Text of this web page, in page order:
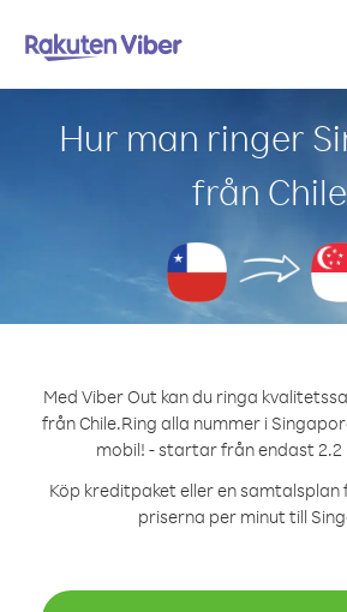
Hur man ringer
från Chile
Med Viber Out kan du ringa
från Chile.Ring alla nummer i
mobil! - startar från endast 2.2
Köp kreditpaket eller en
priserna per minut till